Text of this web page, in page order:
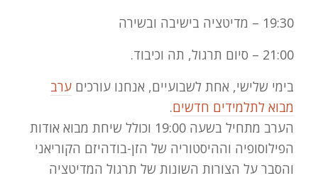
19:30 – מדיטציה בישיבה ובשירה
21:00 – סיום תרגול, תה וכיבוד.
בימי שלישי, אחת לשבועיים, אנחנו עורכים ערב
מבוא לתלמידים חדשים.
הערב מתחיל בשעה 19:00 וכולל שיחת מבוא אודות
הפילוסופיה וההיסטוריה של הזן-בודהיזם הקוריאני
והסבר על הצורות השונות של תרגול המדיטציה